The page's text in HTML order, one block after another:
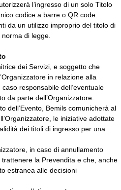
l’ingresso di un solo Titolo
codice a barre o QR code.
da un utilizzo improprio del titolo di
di legge.
dei Servizi, e soggetto che
in relazione alla
responsabile dell’eventuale
da parte dell’Organizzatore.
dell’Evento, Bemils comunicherà al
le iniziative adottate
dei titoli di ingresso per una
in caso di annullamento
trattenere la Prevendita e che, anche
estranea alle decisioni